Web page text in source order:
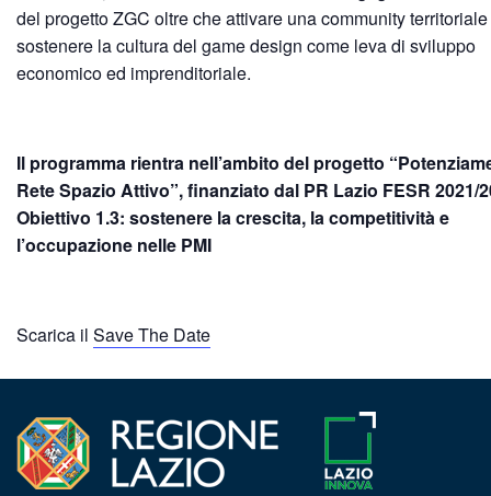
del progetto ZGC oltre che attivare una community
sostenere la cultura del game design come leva di sviluppo
economico ed imprenditoriale.
Il programma rientra nell’ambito del progetto
Rete Spazio Attivo”, finanziato dal PR Lazio FESR 2021/
Obiettivo 1.3: sostenere la crescita, la competitività e
l’occupazione nelle PMI
Scarica il Save The Date